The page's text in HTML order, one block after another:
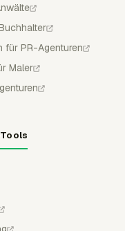
für PR-Agenturen
Maler